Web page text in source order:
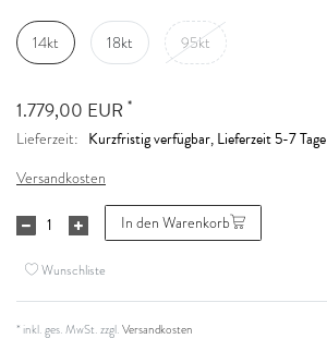
14kt 18kt 95kt
1.779,00 EUR *
Lieferzeit: Kurzfristig verfügbar, Lieferzeit 5-7 Tage
Versandkosten
In den Warenkorb
Wunschliste
* inkl. ges. MwSt. zzgl.Versandkosten